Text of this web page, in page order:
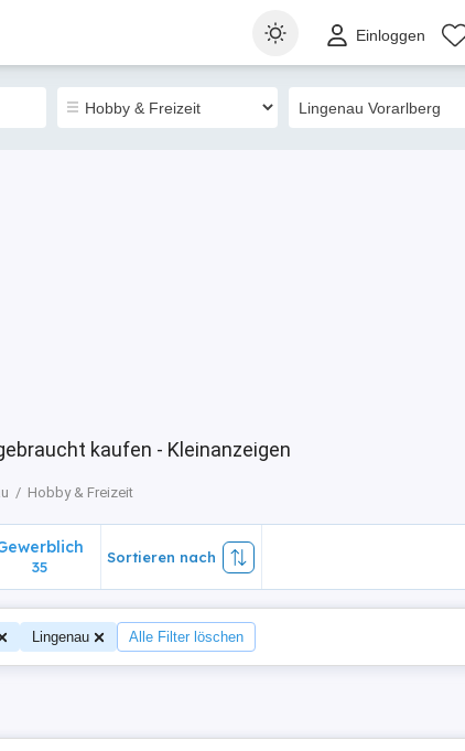
Einloggen
kaufen - Kleinanzeigen
Hobby & Freizeit
35
Sortieren nach
Lingenau Alle Filter löschen